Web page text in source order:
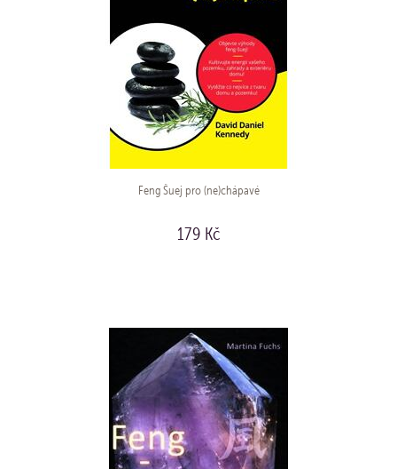
Feng Šuej pro (ne)chápavé
179 Kč